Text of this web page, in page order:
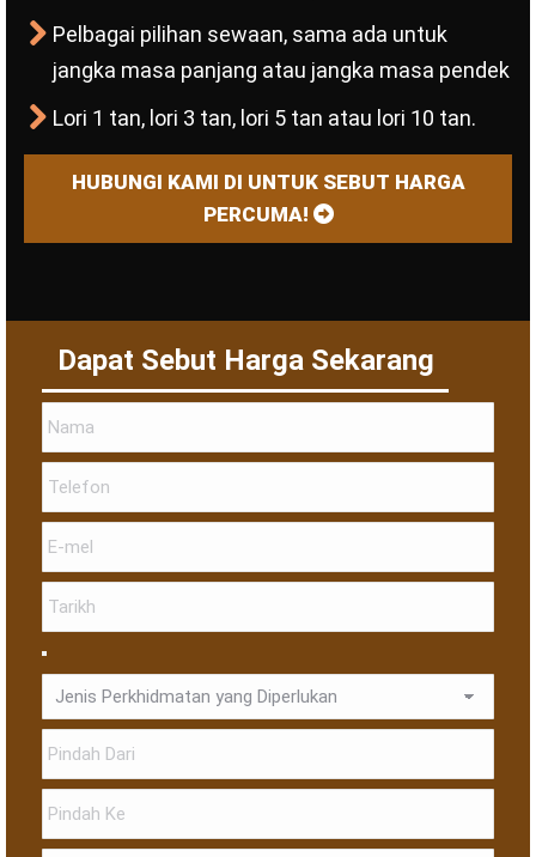
Pelbagai pilihan sewaan, sama ada untuk
jangka masa panjang atau jangka masa pendek
Lori 1 tan, lori 3 tan, lori 5 tan atau lori 10 tan.
HUBUNGI KAMI DI UNTUK SEBUT HARGA
PERCUMA!
Dapat Sebut Harga Sekarang